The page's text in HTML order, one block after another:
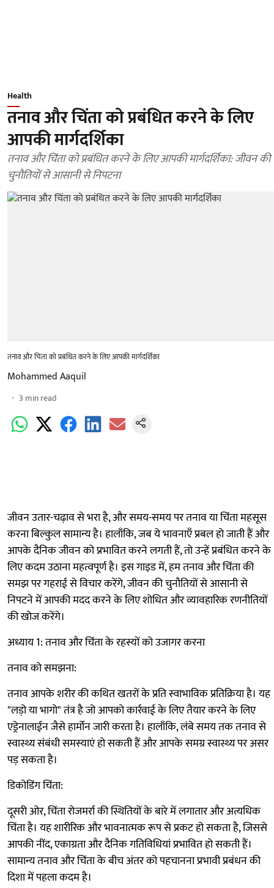
Health
तनाव और चिंता को प्रबंधित करने के लिए
आपकी मार्गदर्शिका
तनाव और चिंता को प्रबंधित करने के लिए आपकी मार्गदर्शिका: जीवन की
चुनौतियों से आसानी से निपटना
तनाव और चिंता को प्रबंधित करने के लिए आपकी मार्गदर्शिका
Mohammed Aaquil
3 min read
जीवन उतार-चढ़ाव से भरा है, और समय-समय पर तनाव या चिंता महसूस
करना बिल्कुल सामान्य है। हालाँकि, जब ये भावनाएँ प्रबल हो जाती हैं और
आपके दैनिक जीवन को प्रभावित करने लगती हैं, तो उन्हें प्रबंधित करने के
लिए कदम उठाना महत्वपूर्ण है। इस गाइड में, हम तनाव और चिंता की
समझ पर गहराई से विचार करेंगे, जीवन की चुनौतियों से आसानी से
निपटने में आपकी मदद करने के लिए शोधित और व्यावहारिक रणनीतियों
की खोज करेंगे।
अध्याय 1: तनाव और चिंता के रहस्यों को उजागर करना
तनाव को समझना:
तनाव आपके शरीर की कथित खतरों के प्रति स्वाभाविक प्रतिक्रिया है। यह
"लड़ो या भागो" तंत्र है जो आपको कार्रवाई के लिए तैयार करने के लिए
एड्रेनालाईन जैसे हार्मोन जारी करता है। हालाँकि, लंबे समय तक तनाव से
स्वास्थ्य संबंधी समस्याएं हो सकती हैं और आपके समग्र स्वास्थ्य पर असर
पड़ सकता है।
डिकोडिंग चिंता:
दूसरी ओर, चिंता रोजमर्रा की स्थितियों के बारे में लगातार और अत्यधिक
चिंता है। यह शारीरिक और भावनात्मक रूप से प्रकट हो सकता है, जिससे
आपकी नींद, एकाग्रता और दैनिक गतिविधियां प्रभावित हो सकती हैं।
सामान्य तनाव और चिंता के बीच अंतर को पहचानना प्रभावी प्रबंधन की
दिशा में पहला कदम है।